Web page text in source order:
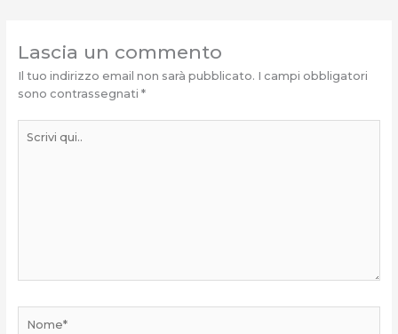
Lascia un commento
Il tuo indirizzo email non sarà pubblicato. I campi obbligatori
sono contrassegnati *
qui..